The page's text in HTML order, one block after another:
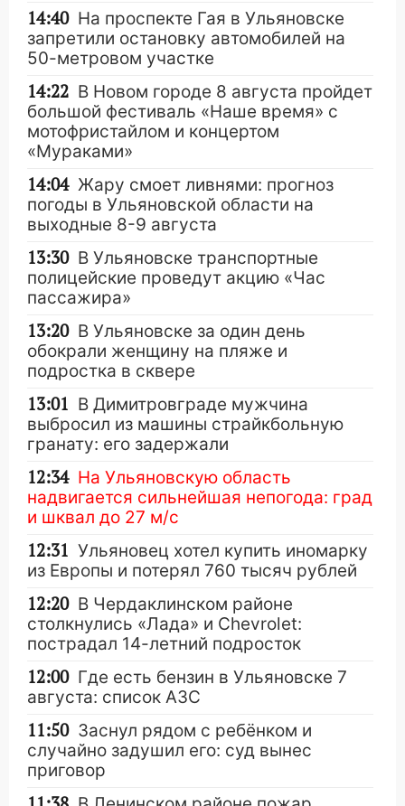
14:40 На проспекте Гая в Ульяновске
запретили остановку автомобилей на
50-метровом участке
14:22 В Новом городе 8 августа пройдет
большой фестиваль «Наше время» с
мотофристайлом и концертом
«Мураками»
14:04 Жару смоет ливнями: прогноз
погоды в Ульяновской области на
выходные 8-9 августа
13:30 В Ульяновске транспортные
полицейские проведут акцию «Час
пассажира»
13:20 В Ульяновске за один день
обокрали женщину на пляже и
подростка в сквере
13:01 В Димитровграде мужчина
выбросил из машины страйкбольную
гранату: его задержали
12:34 На Ульяновскую область
надвигается сильнейшая непогода: град
и шквал до 27 м/с
12:31 Ульяновец хотел купить иномарку
из Европы и потерял 760 тысяч рублей
12:20 В Чердаклинском районе
столкнулись «Лада» и Chevrolet:
пострадал 14-летний подросток
12:00 Где есть бензин в Ульяновске 7
августа: список АЗС
11:50 Заснул рядом с ребёнком и
случайно задушил его: суд вынес
приговор